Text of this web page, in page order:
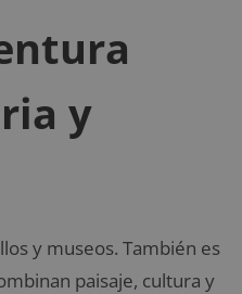
y
y museos. También es
paisaje, cultura y